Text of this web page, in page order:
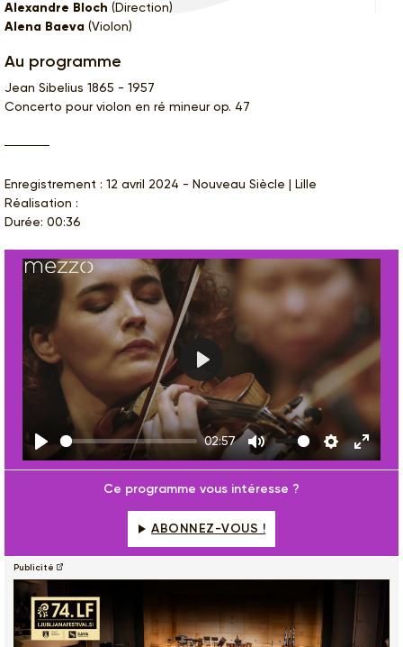
Alexandre Bloch (Direction)
Alena Baeva (Violon)
Au programme
Jean Sibelius 1865 - 1957
Concerto pour violon en ré mineur op. 47
Enregistrement : 12 avril 2024 - Nouveau Siècle | Lille
Réalisation :
Durée: 00:36
Play
02:57
Mute Settings
Enter
Play
Ce programme vous intéresse ?
ABONNEZ-VOUS !
Publicité